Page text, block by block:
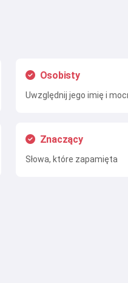
Osobisty
Uwzględnij jego imię i
Znaczący
Słowa, które zapamięta